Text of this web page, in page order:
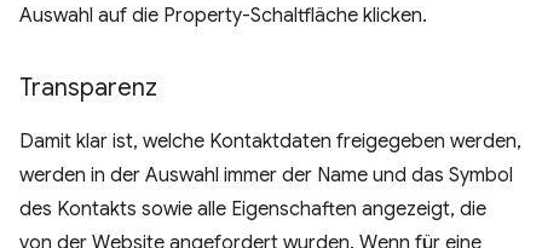
Auswahl auf die Property-Schaltfläche klicken.
Transparenz
Damit klar ist, welche Kontaktdaten freigegeben werden,
werden in der Auswahl immer der Name und das Symbol
des Kontakts sowie alle Eigenschaften angezeigt, die
von der Website angefordert wurden. Wenn für eine